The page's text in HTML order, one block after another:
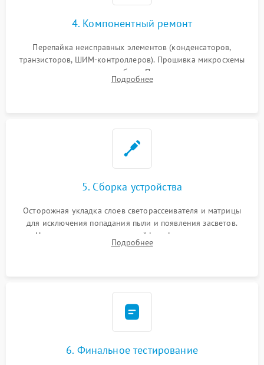
4. Компонентный ремонт
Перепайка неисправных элементов (конденсаторов,
транзисторов, ШИМ-контроллеров). Прошивка микросхемы
памяти при программных сбоях. При поломке подсветки —
разборка матрицы и замена выгоревших светодиодов.
Подробнее
5. Сборка устройства
Осторожная укладка слоев светорассеивателя и матрицы
для исключения попадания пыли и появления засветов.
Надежное подключение шлейфов, фиксация плат и
аккуратное защелкивание пластикового корпуса монитора.
Подробнее
6. Финальное тестирование